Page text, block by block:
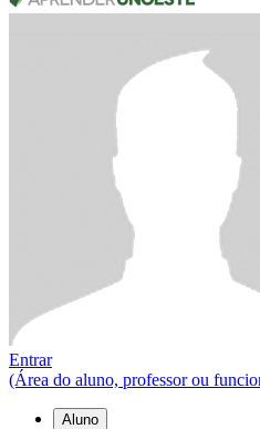
Entrar
(Área do aluno, professor ou
Aluno